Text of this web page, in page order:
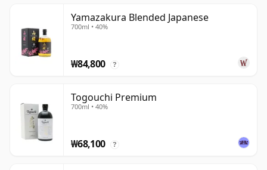
Yamazakura Blended Japanese
700ml • 40%
₩84,800 ?
Togouchi Premium
700ml • 40%
₩68,100 ?